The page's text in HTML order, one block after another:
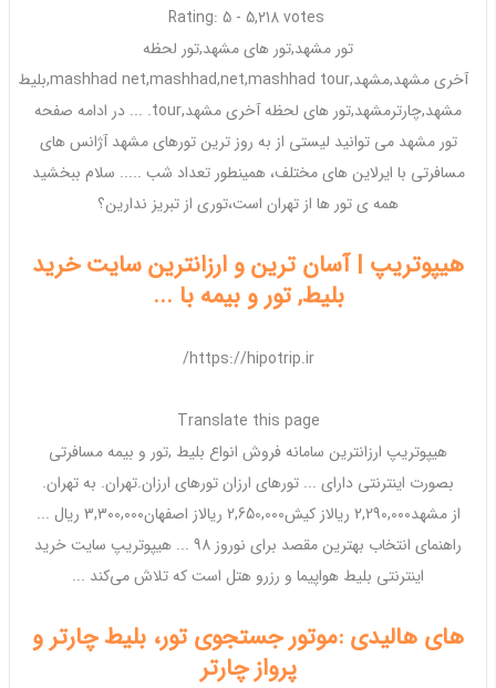
تور مشهد,تور هایمشهد,تور لحظه
آخریمشهد,مشهد,
mashhad net,mashhad,net,mashhad tour,
بلیط
مشهد,چارترمشهد,تور های لحظه آخریمشهد
,tour. ... در ادامه صفحه
تورمشهد می توانید لیستی از به روز ترین تورهایمشهدآژانس های
مسافرتی با ایرلاین های مختلف، همینطور تعداد شب ..... سلام ببخشید
همه ی تور ها از تهران است،توری از تبریز ندارین؟
هیپوتریپ | آسان ترین و ارزانترین سایت خرید
بلیط, تور و بیمه با ...
https://hipotrip.ir/
Translate this page
هیپوتریپ ارزانترین سامانه فروش انواع بلیط ,تور و بیمه مسافرتی
بصورت اینترنتی دارای ... تورهای ارزانتورهای ارزان.تهران. به تهران.
ازمشهد
2,290,000 ریالاز کیش2,650,000 ریالاز اصفهان3,300,000 ریال ...
راهنمای انتخاب بهترینمقصد برای نوروز 98
... هیپوتریپ سایت خرید
اینترنتی بلیط هواپیما و رزرو هتل است که تلاش می‌کند ...
های هالیدی :موتور جستجوی تور، بلیط چارتر و
پرواز چارتر